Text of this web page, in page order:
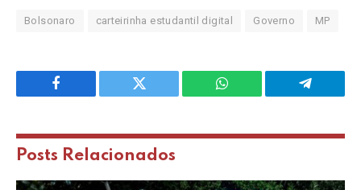
Bolsonaro carteirinha estudantil digital Governo MP
Facebook Twitter WhatsApp Telegram
Posts Relacionados